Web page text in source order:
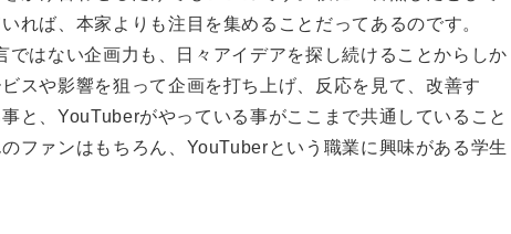
れば、本家よりも注目を集めることだってあるのです。
はない企画力も、日々アイデアを探し続けることからしか
スや影響を狙って企画を打ち上げ、反応を見て、改善す
と、YouTuberがやっている事がここまで共通していること
ファンはもちろん、YouTuberという職業に興味がある学生